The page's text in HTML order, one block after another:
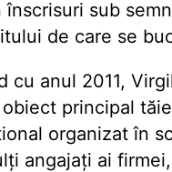
sub
de care se
cu anul 2011,
principal
organizat în
angajați ai